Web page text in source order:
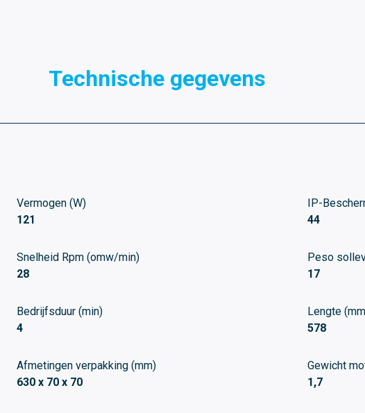
Technische gegevens
Vermogen (W)
121
IP-
44
Snelheid Rpm (omw/min)
28
Peso
17
Bedrijfsduur (min)
4
Lengte
578
Afmetingen verpakking (mm)
630 x 70 x 70
Gewicht
1,7